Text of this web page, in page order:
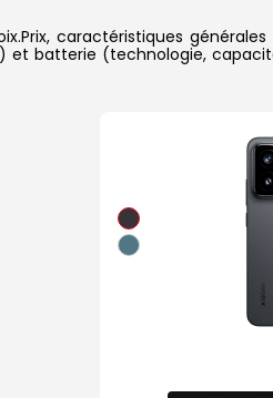
caractéristiques
et batterie (technologie,